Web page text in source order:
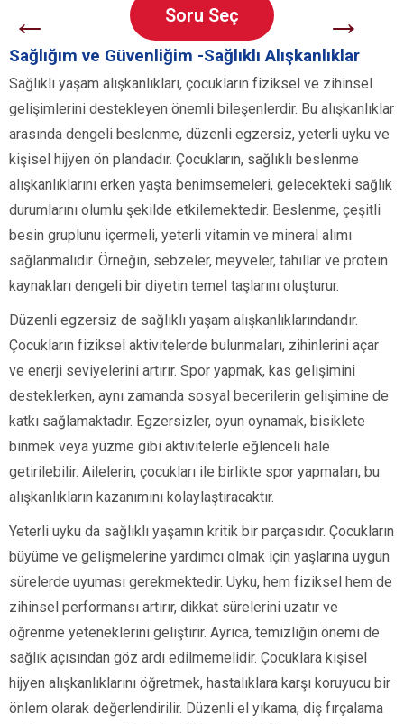
← Soru Seç →
Sağlığım ve Güvenliğim -Sağlıklı Alışkanlıklar
Sağlıklı yaşam alışkanlıkları, çocukların fiziksel ve zihinsel
gelişimlerini destekleyen önemli bileşenlerdir. Bu alışkanlıklar
arasında dengeli beslenme, düzenli egzersiz, yeterli uyku ve
kişisel hijyen ön plandadır. Çocukların, sağlıklı beslenme
alışkanlıklarını erken yaşta benimsemeleri, gelecekteki sağlık
durumlarını olumlu şekilde etkilemektedir. Beslenme, çeşitli
besin gruplunu içermeli, yeterli vitamin ve mineral alımı
sağlanmalıdır. Örneğin, sebzeler, meyveler, tahıllar ve protein
kaynakları dengeli bir diyetin temel taşlarını oluşturur.
Düzenli egzersiz de sağlıklı yaşam alışkanlıklarındandır.
Çocukların fiziksel aktivitelerde bulunmaları, zihinlerini açar
ve enerji seviyelerini artırır. Spor yapmak, kas gelişimini
desteklerken, aynı zamanda sosyal becerilerin gelişimine de
katkı sağlamaktadır. Egzersizler, oyun oynamak, bisiklete
binmek veya yüzme gibi aktivitelerle eğlenceli hale
getirilebilir. Ailelerin, çocukları ile birlikte spor yapmaları, bu
alışkanlıkların kazanımını kolaylaştıracaktır.
Yeterli uyku da sağlıklı yaşamın kritik bir parçasıdır. Çocukların
büyüme ve gelişmelerine yardımcı olmak için yaşlarına uygun
sürelerde uyuması gerekmektedir. Uyku, hem fiziksel hem de
zihinsel performansı artırır, dikkat sürelerini uzatır ve
öğrenme yeteneklerini geliştirir. Ayrıca, temizliğin önemi de
sağlık açısından göz ardı edilmemelidir. Çocuklara kişisel
hijyen alışkanlıklarını öğretmek, hastalıklara karşı koruyucu bir
önlem olarak değerlendirilir. Düzenli el yıkama, diş fırçalama